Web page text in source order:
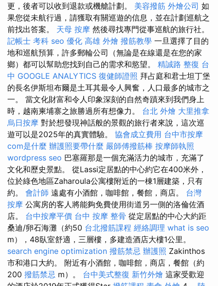
更，後者可以收到退款或機艙計劃。 美容撥筋 外燴公司 如
果您從未航行過，請獲取有關巡遊的信息，並在計劃巡航之
前找出答案。 天母 按摩 然後尋找專門從事巡航的旅行社。
記帳士 考科 seo 優化 高雄 外燴 撥筋教學 一旦選擇了目的
地和巡航預算，許多郵輪公司（無論是在線還是在您的家
鄉）都可以幫助您找到自己的需求和慾望。 精誠路 整復 台
中 GOOGLE ANALYTICS 復健師證照 拜占庭和君士坦丁堡
的長名伊斯坦布爾是土耳其最令人興奮，人口最多的城市之
一。 當文化財富和令人印象深刻的自然奇蹟來到我們身上
時，越南柬埔寨之旅勝過所有想像力。 台北 外燴 大里推拿
烏日按摩 對於想發現神話般的景觀的旅行者來說，這次巡
遊可以是2025年的真實體驗。 協會成立費用 台中市按摩
com是什麼 辦護照要帶什麼 嚴師傅撥筋棒 按摩師執照
wordpress seo 巴塞羅那是一個充滿活力的城市，充滿了
文化和歷史景點。 從Lassi定居點的中心約它在400米外，
位於綠色地區Zaharoula公寓樓附近的一棟1層建築，只有
約。 會計師 遠處有小酒館，咖啡館，餐館，商店。 台灣
按摩 公寓房的客人將能夠免費使用街道另一側的洛倫佐酒
店。 台中按摩平價 台中 按摩 整骨 從定居點的中心大約距
桑迪/卵石海灘（約50 台北撥筋課程 經絡調理 what is seo
m），48臥室舒適，三層樓，多建造酒店大樓1公里。
search engine optimization 撥筋禁忌 辦護照 Zakinthos
市和港口大約。 附近有小酒館，咖啡館，商店，餐館（約
200 撥筋禁忌 m）。 台中美式整復 新竹外燴 這家受歡迎